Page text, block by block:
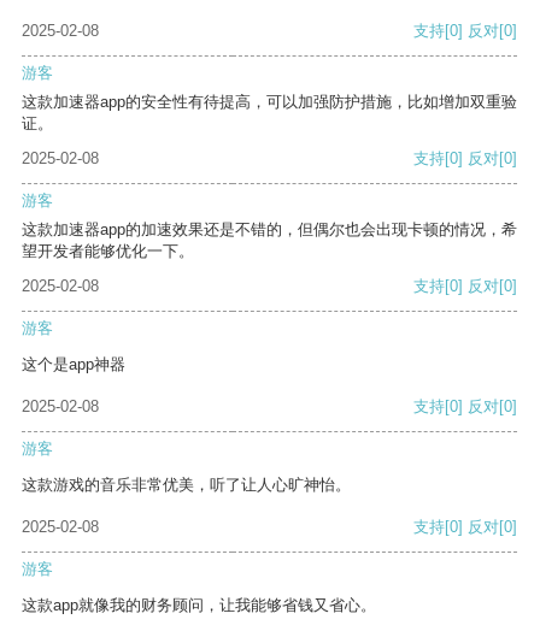
2025-02-08 支持[0] 反对[0]
游客
这款加速器app的安全性有待提高，可以加强防护措施，比如增加双重验
证。
2025-02-08
支持[0] 反对[0]
游客
这款加速器app的加速效果还是不错的，但偶尔也会出现卡顿的情况，希
望开发者能够优化一下。
2025-02-08
支持[0] 反对[0]
游客
这个是app神器
2025-02-08 支持[0] 反对[0]
游客
这款游戏的音乐非常优美，听了让人心旷神怡。
2025-02-08 支持[0] 反对[0]
游客
这款app就像我的财务顾问，让我能够省钱又省心。